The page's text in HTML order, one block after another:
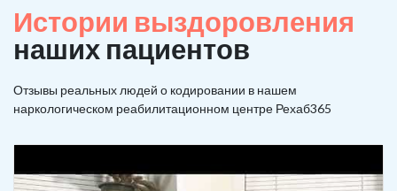
Истории выздоровления
наших пациентов
Отзывы реальных людей о кодировании в нашем
наркологическом реабилитационном центре Рехаб365